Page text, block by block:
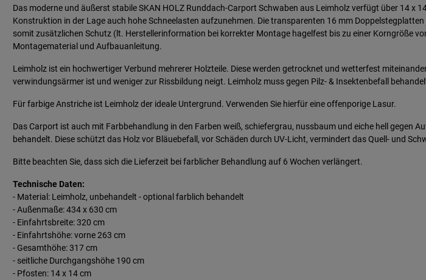
Das moderne und äußerst stabile SKAN HOLZ Runddach-Carport Schwaben aus Leimholz verfügt über 14
Konstruktion in der Lage auch hohe Schneelasten aufzunehmen. Die transparenten 16 mm
somit zusätzlichen Schutz (lt. Herstellerinformation bei korrekter Montage hagelfest bis zu einer Korngröße
Montagematerial und Aufbauanleitung.
Leimholz ist ein hochwertiger Verbund mehrerer Holzteile. Diese werden getrocknet und wetterfest
verwindungsärmer ist und weniger zur Rissbildung neigt. Leimholz muss gegen Pilz- & Insektenbefall
Für farbige Anstriche ist Leimholz der ideale Untergrund. Verwenden Sie hierfür eine offenporige Lasur.
Das Carport ist auch mit Farbbehandlung in den Farben weiß, schiefergrau, nussbaum und eiche hell gegen
behandelt. Diese schützt das Holz vor Bläuebefall, vor Schäden durch UV-Licht, vermindert das Quell- und
Bitte beachten Sie, dass sich die Lieferzeit bei farblicher Behandlung auf 6 Wochen verlängert.
Technische Daten:
- Material: Leimholz, unbehandelt - optional farblich behandelt
- Außenmaße: 434 x 630 cm
- Einfahrtsbreite: 320 cm
- Einfahrtshöhe: vorne 263 cm
- Gesamthöhe: 317 cm
- seitliche Durchgangshöhe 190 cm
- Pfosten: 14 x 14cm